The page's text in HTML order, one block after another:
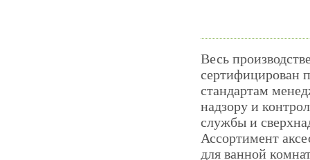
Весь
сертифицирован
стандартам
надзору и
службы и
Ассортимент
для ванной